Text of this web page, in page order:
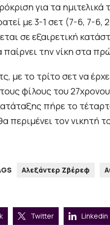
για τα
με 3-1 σετ (7-6, 7-
σε εξαιρετική
την νίκη στα
με το τρίτο σετ να
φίλους του
πήρε το
τον νικητή
Αλεξάντερ Ζβέρεφ
Twitter Linkedin